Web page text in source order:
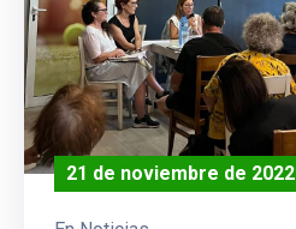
21 de noviembre de 2022